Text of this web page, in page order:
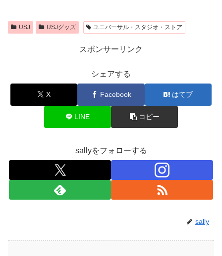
USJ USJグッズ ユニバーサル・スタジオ・ストア
スポンサーリンク
シェアする
X Facebook はてブ
LINE コピー
sallyをフォローする
sally